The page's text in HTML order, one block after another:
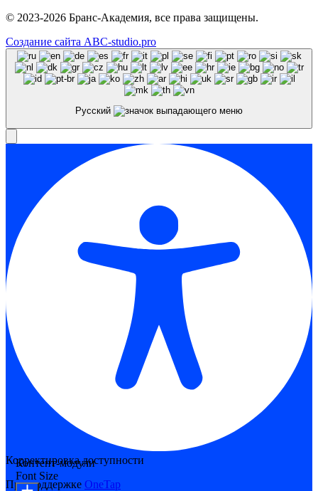
© 2023-2026 Бранс-Академия, все права защищены.
Создание сайта ABC-studio.pro
Русский
Корректировка доступности
При поддержке OneTap
Контент-модули
Font Size